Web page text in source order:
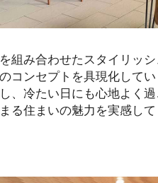
組み合わせたスタイリッ
コンセプトを具現化して
、冷たい日にも心地よく
る住まいの魅力を実感し